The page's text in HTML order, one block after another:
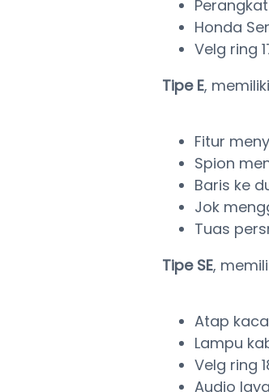
Honda
Velg ring
Tipe E,
Fitur
Spion
Baris ke
Jok
Tuas
Tipe SE,
Atap
Lampu
Velg ring
Audio